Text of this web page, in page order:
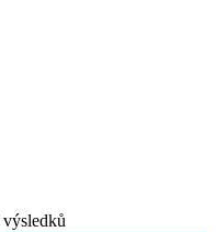
výsledků